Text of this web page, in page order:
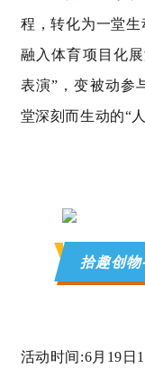
程，转化为一堂
融入体育项目化
表演”，变被动参
堂深刻而生动的“
拾趣创
活动时间 :6月 19 日